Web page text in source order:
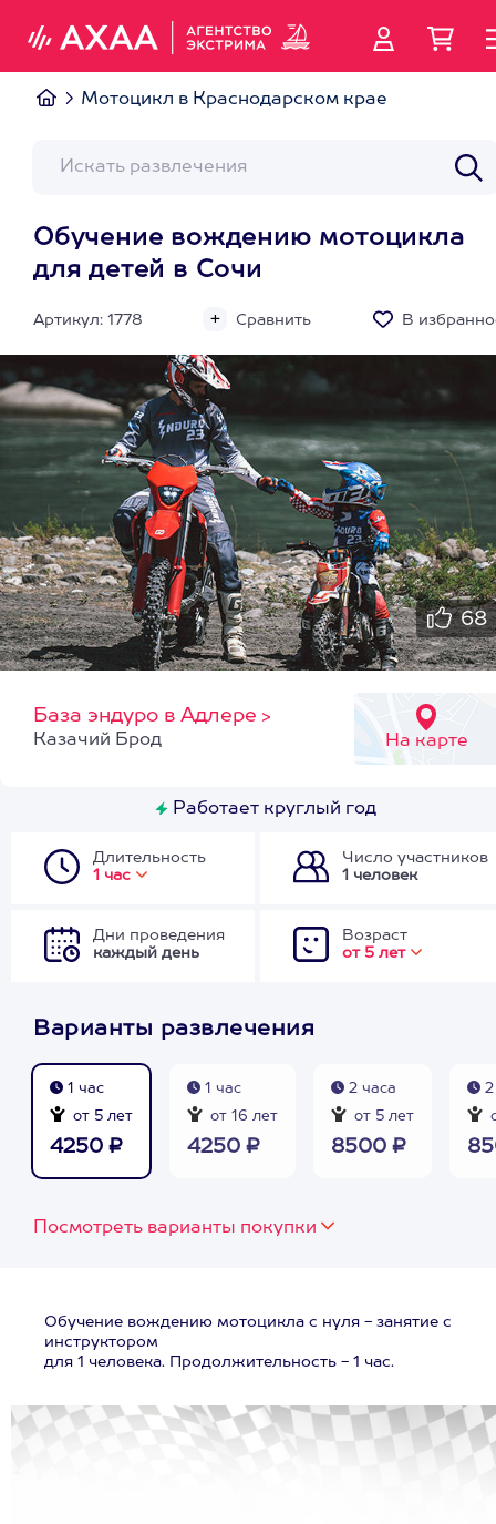
Мотоцикл в Краснодарском крае
Обучение вождению мотоцикла
для детей в Сочи
Артикул: 1778 Сравнить В
68
База эндуро в Адлере >
На карте
Казачий Брод
Работает круглый год
Длительность
1 час
Число участников
1 человек
Дни проведения
каждый день
Возраст
от 5 лет
Варианты развлечения
1 час
от 5 лет
4250 ₽
1 час
от 16 лет
4250 ₽
2 часа
от 5 лет
8500 ₽
2
Посмотреть варианты покупки
Обучение вождению мотоцикла с нуля - занятие с
инструктором
для 1 человека. Продолжительность - 1 час.